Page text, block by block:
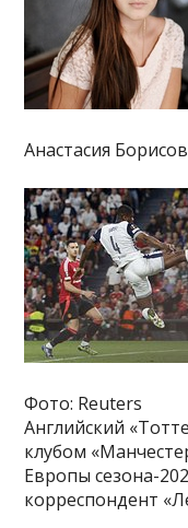
Анастасия
Фото: Reuters
Английский
клубом
Европы сезона-
корреспондент